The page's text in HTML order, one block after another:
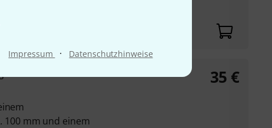
Impressum · Datenschutzhinweise
100 mm und einem
35 €